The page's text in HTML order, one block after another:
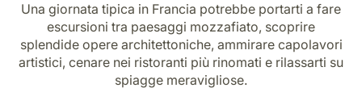
Una giornata tipica in Francia potrebbe portarti a fare
escursioni tra paesaggi mozzafiato, scoprire
splendide opere architettoniche, ammirare capolavori
artistici, cenare nei ristoranti più rinomati e rilassarti su
spiagge meravigliose.